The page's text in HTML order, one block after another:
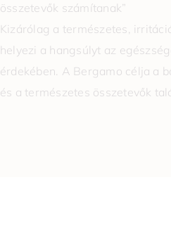
összetevők számítanak”
Kizárólag a természetes,
helyezi a hangsúlyt az
érdekében. A Bergamo célja a
és a természetes összetevők